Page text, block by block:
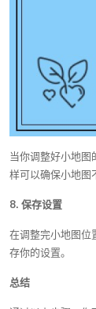
当你调整好小地图
样可以确保小地图
8. 保存设置
在调整完小地图位
存你的设置。
总结